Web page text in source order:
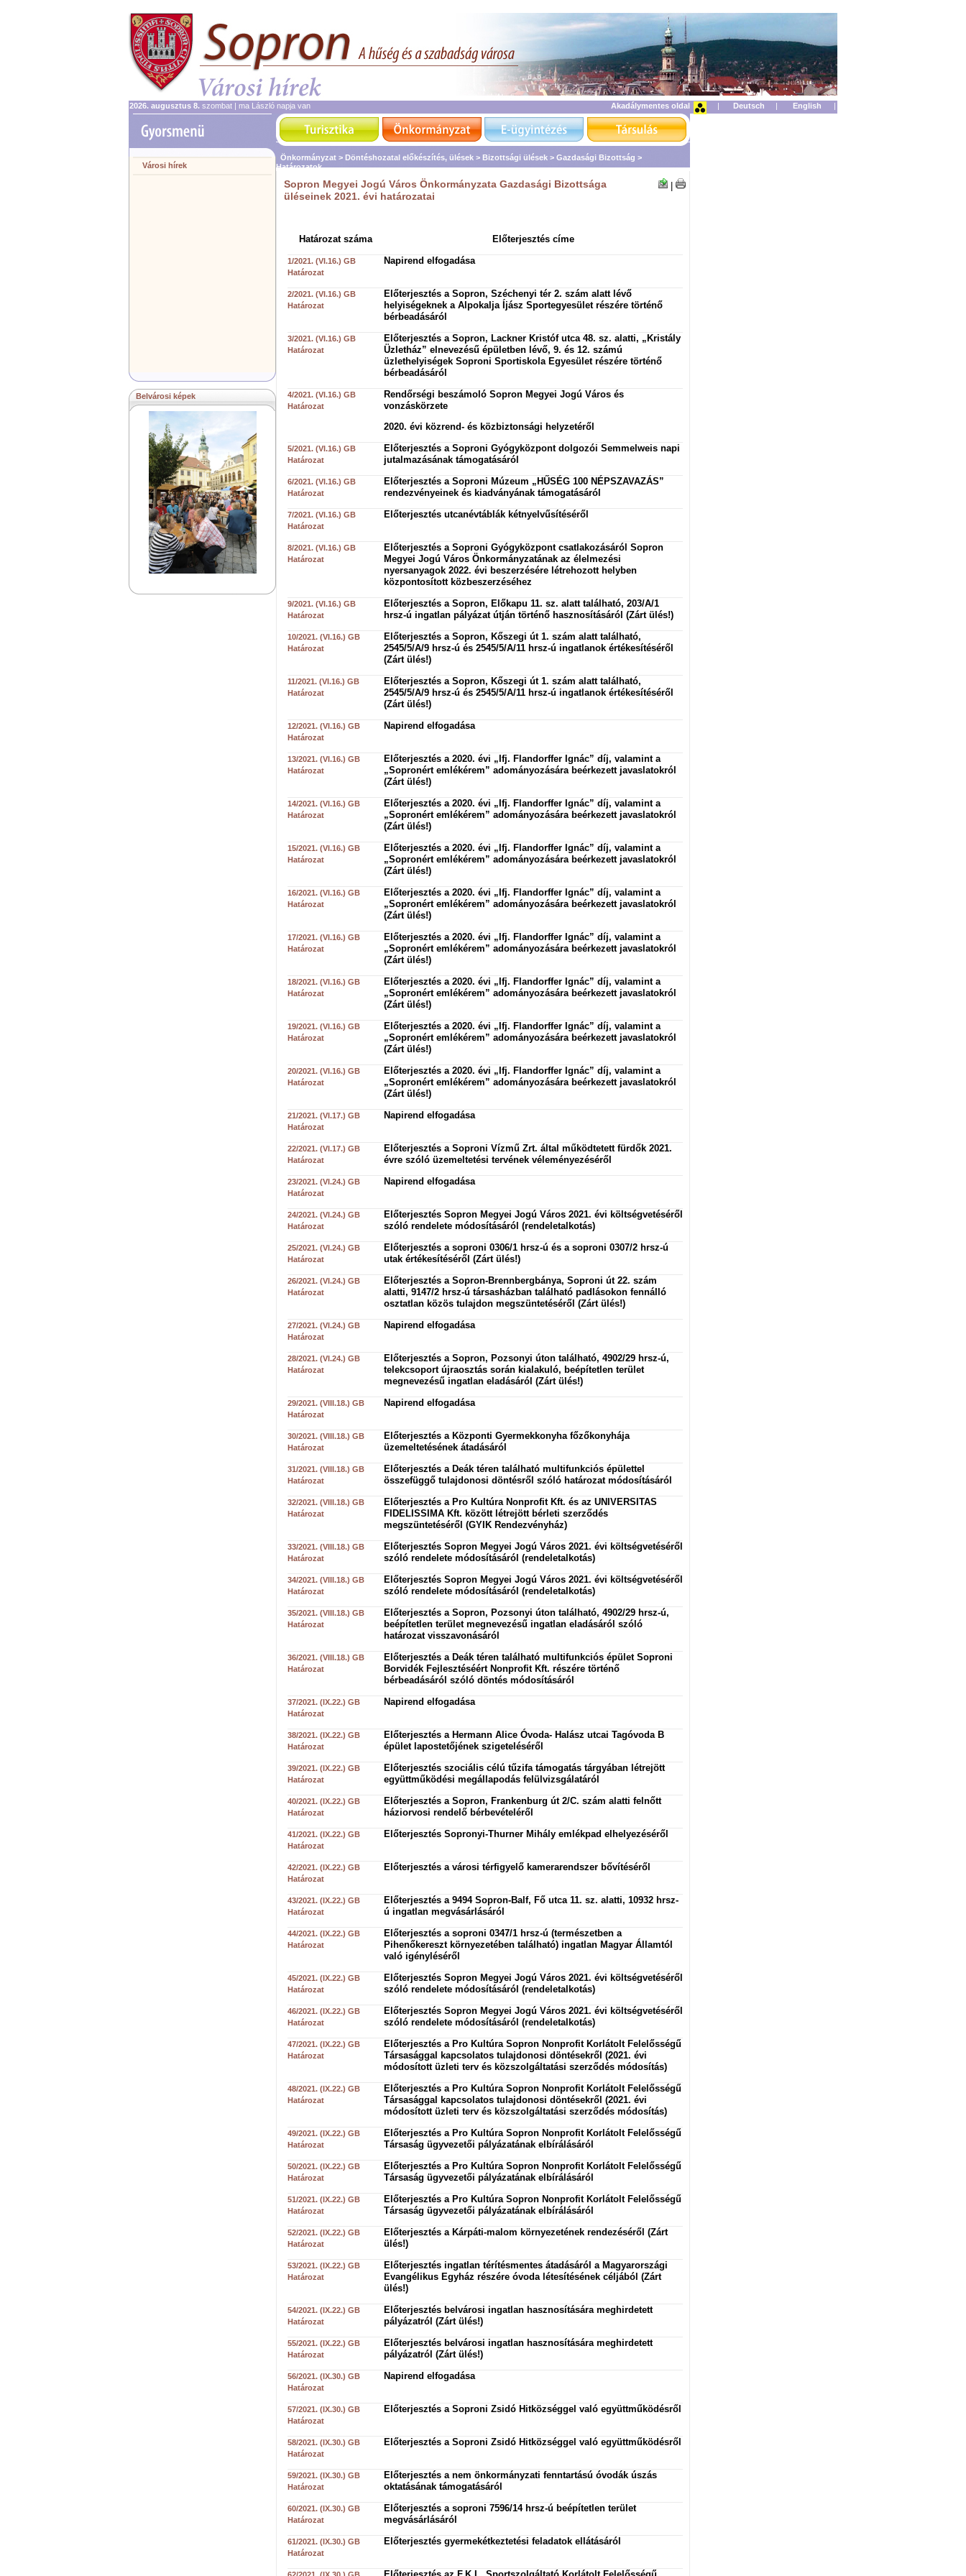
2026. augusztus 8. szombat | ma László napja van | | |
Akadálymentes oldal
Városi hírek
Belvárosi képek
Önkormányzat > Döntéshozatal előkészítés, ülések > Bizottsági ülések > Gazdasági Bizottság >
Határozatok
Sopron Megyei Jogú Város Önkormányzata Gazdasági Bizottsága
üléseinek 2021. évi határozatai
Határozat száma Előterjesztés címe
1/2021. (VI.16.) GB
Határozat
Napirend elfogadása
2/2021. (VI.16.) GB
Határozat
Előterjesztés a Sopron, Széchenyi tér 2. szám alatt lévő
helyiségeknek a Alpokalja Íjász Sportegyesület részére történő
bérbeadásáról
3/2021. (VI.16.) GB
Határozat
Előterjesztés a Sopron, Lackner Kristóf utca 48. sz. alatti, „Kristály
Üzletház” elnevezésű épületben lévő, 9. és 12. számú
üzlethelyiségek Soproni Sportiskola Egyesület részére történő
bérbeadásáról
4/2021. (VI.16.) GB
Határozat
Rendőrségi beszámoló Sopron Megyei Jogú Város és
vonzáskörzete
2020. évi közrend- és közbiztonsági helyzetéről
5/2021. (VI.16.) GB
Határozat
Előterjesztés a Soproni Gyógyközpont dolgozói Semmelweis napi
jutalmazásának támogatásáról
6/2021. (VI.16.) GB
Határozat
Előterjesztés a Soproni Múzeum „HŰSÉG 100 NÉPSZAVAZÁS”
rendezvényeinek és kiadványának támogatásáról
7/2021. (VI.16.) GB
Határozat
Előterjesztés utcanévtáblák kétnyelvűsítéséről
8/2021. (VI.16.) GB
Határozat
Előterjesztés a Soproni Gyógyközpont csatlakozásáról Sopron
Megyei Jogú Város Önkormányzatának az élelmezési
nyersanyagok 2022. évi beszerzésére létrehozott helyben
központosított közbeszerzéséhez
9/2021. (VI.16.) GB
Határozat
Előterjesztés a Sopron, Előkapu 11. sz. alatt található, 203/A/1
hrsz-ú ingatlan pályázat útján történő hasznosításáról (Zárt ülés!)
10/2021. (VI.16.) GB
Határozat
Előterjesztés a Sopron, Kőszegi út 1. szám alatt található,
2545/5/A/9 hrsz-ú és 2545/5/A/11 hrsz-ú ingatlanok értékesítéséről
(Zárt ülés!)
11/2021. (VI.16.) GB
Határozat
Előterjesztés a Sopron, Kőszegi út 1. szám alatt található,
2545/5/A/9 hrsz-ú és 2545/5/A/11 hrsz-ú ingatlanok értékesítéséről
(Zárt ülés!)
12/2021. (VI.16.) GB
Határozat
Napirend elfogadása
13/2021. (VI.16.) GB
Határozat
Előterjesztés a 2020. évi „Ifj. Flandorffer Ignác” díj, valamint a
„Sopronért emlékérem” adományozására beérkezett javaslatokról
(Zárt ülés!)
14/2021. (VI.16.) GB
Határozat
Előterjesztés a 2020. évi „Ifj. Flandorffer Ignác” díj, valamint a
„Sopronért emlékérem” adományozására beérkezett javaslatokról
(Zárt ülés!)
15/2021. (VI.16.) GB
Határozat
Előterjesztés a 2020. évi „Ifj. Flandorffer Ignác” díj, valamint a
„Sopronért emlékérem” adományozására beérkezett javaslatokról
(Zárt ülés!)
16/2021. (VI.16.) GB
Határozat
Előterjesztés a 2020. évi „Ifj. Flandorffer Ignác” díj, valamint a
„Sopronért emlékérem” adományozására beérkezett javaslatokról
(Zárt ülés!)
17/2021. (VI.16.) GB
Határozat
Előterjesztés a 2020. évi „Ifj. Flandorffer Ignác” díj, valamint a
„Sopronért emlékérem” adományozására beérkezett javaslatokról
(Zárt ülés!)
18/2021. (VI.16.) GB
Határozat
Előterjesztés a 2020. évi „Ifj. Flandorffer Ignác” díj, valamint a
„Sopronért emlékérem” adományozására beérkezett javaslatokról
(Zárt ülés!)
19/2021. (VI.16.) GB
Határozat
Előterjesztés a 2020. évi „Ifj. Flandorffer Ignác” díj, valamint a
„Sopronért emlékérem” adományozására beérkezett javaslatokról
(Zárt ülés!)
20/2021. (VI.16.) GB
Határozat
Előterjesztés a 2020. évi „Ifj. Flandorffer Ignác” díj, valamint a
„Sopronért emlékérem” adományozására beérkezett javaslatokról
(Zárt ülés!)
21/2021. (VI.17.) GB
Határozat
Napirend elfogadása
22/2021. (VI.17.) GB
Határozat
Előterjesztés a Soproni Vízmű Zrt. által működtetett fürdők 2021.
évre szóló üzemeltetési tervének véleményezéséről
23/2021. (VI.24.) GB
Határozat
Napirend elfogadása
24/2021. (VI.24.) GB
Határozat
Előterjesztés Sopron Megyei Jogú Város 2021. évi költségvetéséről
szóló rendelete módosításáról (rendeletalkotás)
25/2021. (VI.24.) GB
Határozat
Előterjesztés a soproni 0306/1 hrsz-ú és a soproni 0307/2 hrsz-ú
utak értékesítéséről (Zárt ülés!)
26/2021. (VI.24.) GB
Határozat
Előterjesztés a Sopron-Brennbergbánya, Soproni út 22. szám
alatti, 9147/2 hrsz-ú társasházban található padlásokon fennálló
osztatlan közös tulajdon megszüntetéséről (Zárt ülés!)
27/2021. (VI.24.) GB
Határozat
Napirend elfogadása
28/2021. (VI.24.) GB
Határozat
Előterjesztés a Sopron, Pozsonyi úton található, 4902/29 hrsz-ú,
telekcsoport újraosztás során kialakuló, beépítetlen terület
megnevezésű ingatlan eladásáról (Zárt ülés!)
29/2021. (VIII.18.) GB
Határozat
Napirend elfogadása
30/2021. (VIII.18.) GB
Határozat
Előterjesztés a Központi Gyermekkonyha főzőkonyhája
üzemeltetésének átadásáról
31/2021. (VIII.18.) GB
Határozat
Előterjesztés a Deák téren található multifunkciós épülettel
összefüggő tulajdonosi döntésről szóló határozat módosításáról
32/2021. (VIII.18.) GB
Határozat
Előterjesztés a Pro Kultúra Nonprofit Kft. és az UNIVERSITAS
FIDELISSIMA Kft. között létrejött bérleti szerződés
megszüntetéséről (GYIK Rendezvényház)
33/2021. (VIII.18.) GB
Határozat
Előterjesztés Sopron Megyei Jogú Város 2021. évi költségvetéséről
szóló rendelete módosításáról (rendeletalkotás)
34/2021. (VIII.18.) GB
Határozat
Előterjesztés Sopron Megyei Jogú Város 2021. évi költségvetéséről
szóló rendelete módosításáról (rendeletalkotás)
35/2021. (VIII.18.) GB
Határozat
Előterjesztés a Sopron, Pozsonyi úton található, 4902/29 hrsz-ú,
beépítetlen terület megnevezésű ingatlan eladásáról szóló
határozat visszavonásáról
36/2021. (VIII.18.) GB
Határozat
Előterjesztés a Deák téren található multifunkciós épület Soproni
Borvidék Fejlesztéséért Nonprofit Kft. részére történő
bérbeadásáról szóló döntés módosításáról
37/2021. (IX.22.) GB
Határozat
Napirend elfogadása
38/2021. (IX.22.) GB
Határozat
Előterjesztés a Hermann Alice Óvoda- Halász utcai Tagóvoda B
épület lapostetőjének szigeteléséről
39/2021. (IX.22.) GB
Határozat
Előterjesztés szociális célú tűzifa támogatás tárgyában létrejött
együttműködési megállapodás felülvizsgálatáról
40/2021. (IX.22.) GB
Határozat
Előterjesztés a Sopron, Frankenburg út 2/C. szám alatti felnőtt
háziorvosi rendelő bérbevételéről
41/2021. (IX.22.) GB
Határozat
Előterjesztés Sopronyi-Thurner Mihály emlékpad elhelyezéséről
42/2021. (IX.22.) GB
Határozat
Előterjesztés a városi térfigyelő kamerarendszer bővítéséről
43/2021. (IX.22.) GB
Határozat
Előterjesztés a 9494 Sopron-Balf, Fő utca 11. sz. alatti, 10932 hrsz-
ú ingatlan megvásárlásáról
44/2021. (IX.22.) GB
Határozat
Előterjesztés a soproni 0347/1 hrsz-ú (természetben a
Pihenőkereszt környezetében található) ingatlan Magyar Államtól
való igényléséről
45/2021. (IX.22.) GB
Határozat
Előterjesztés Sopron Megyei Jogú Város 2021. évi költségvetéséről
szóló rendelete módosításáról (rendeletalkotás)
46/2021. (IX.22.) GB
Határozat
Előterjesztés Sopron Megyei Jogú Város 2021. évi költségvetéséről
szóló rendelete módosításáról (rendeletalkotás)
47/2021. (IX.22.) GB
Határozat
Előterjesztés a Pro Kultúra Sopron Nonprofit Korlátolt Felelősségű
Társasággal kapcsolatos tulajdonosi döntésekről (2021. évi
módosított üzleti terv és közszolgáltatási szerződés módosítás)
48/2021. (IX.22.) GB
Határozat
Előterjesztés a Pro Kultúra Sopron Nonprofit Korlátolt Felelősségű
Társasággal kapcsolatos tulajdonosi döntésekről (2021. évi
módosított üzleti terv és közszolgáltatási szerződés módosítás)
49/2021. (IX.22.) GB
Határozat
Előterjesztés a Pro Kultúra Sopron Nonprofit Korlátolt Felelősségű
Társaság ügyvezetői pályázatának elbírálásáról
50/2021. (IX.22.) GB
Határozat
Előterjesztés a Pro Kultúra Sopron Nonprofit Korlátolt Felelősségű
Társaság ügyvezetői pályázatának elbírálásáról
51/2021. (IX.22.) GB
Határozat
Előterjesztés a Pro Kultúra Sopron Nonprofit Korlátolt Felelősségű
Társaság ügyvezetői pályázatának elbírálásáról
52/2021. (IX.22.) GB
Határozat
Előterjesztés a Kárpáti-malom környezetének rendezéséről (Zárt
ülés!)
53/2021. (IX.22.) GB
Határozat
Előterjesztés ingatlan térítésmentes átadásáról a Magyarországi
Evangélikus Egyház részére óvoda létesítésének céljából (Zárt
ülés!)
54/2021. (IX.22.) GB
Határozat
Előterjesztés belvárosi ingatlan hasznosítására meghirdetett
pályázatról (Zárt ülés!)
55/2021. (IX.22.) GB
Határozat
Előterjesztés belvárosi ingatlan hasznosítására meghirdetett
pályázatról (Zárt ülés!)
56/2021. (IX.30.) GB
Határozat
Napirend elfogadása
57/2021. (IX.30.) GB
Határozat
Előterjesztés a Soproni Zsidó Hitközséggel való együttműködésről
58/2021. (IX.30.) GB
Határozat
Előterjesztés a Soproni Zsidó Hitközséggel való együttműködésről
59/2021. (IX.30.) GB
Határozat
Előterjesztés a nem önkormányzati fenntartású óvodák úszás
oktatásának támogatásáról
60/2021. (IX.30.) GB
Határozat
Előterjesztés a soproni 7596/14 hrsz-ú beépítetlen terület
megvásárlásáról
61/2021. (IX.30.) GB
Határozat
Előterjesztés gyermekétkeztetési feladatok ellátásáról